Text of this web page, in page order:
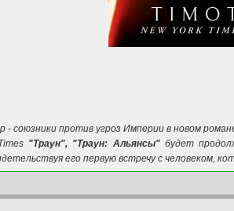
- союзники против угроз Империи в новом
"Траун", "Траун: Альянсы"будет
его первую встречу с человеком,